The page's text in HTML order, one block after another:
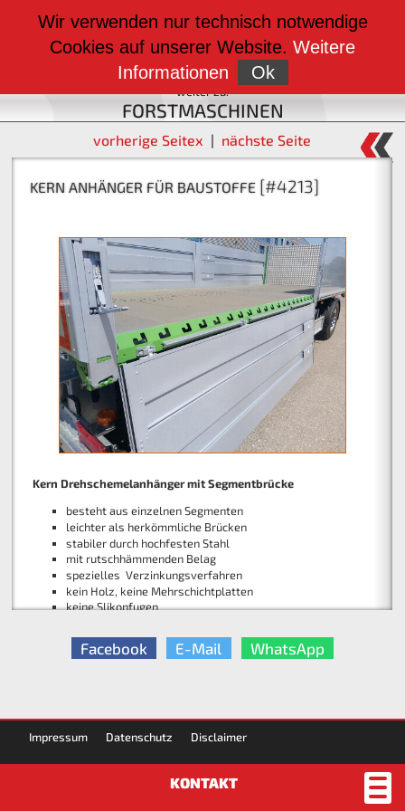
BAUMASCHINEN
weiter zu:
FAHRZEUGBAU
weiter zu:
FORSTMASCHINEN
vorherige Seitex | nächste Seite
KERN ANHÄNGER FÜR BAUSTOFFE [#4213]
Kern Drehschemelanhänger mit Segmentbrücke
besteht aus einzelnen Segmenten
leichter als herkömmliche Brücken
stabiler durch hochfesten Stahl
mit rutschhämmenden Belag
spezielles Verzinkungsverfahren
kein Holz, keine Mehrschichtplatten
keine Slikonfugen
KERN RADLADERBOX MIT KLAPPE[#4217]
Kern Radladerbox
mit Frontklappe
Breite 2480 mm
Länge 2000 mm
Höhe 900 mm
Facebook E-Mail WhatsApp
Impressum Datenschutz Disclaimer
Wir verwenden nur technisch notwendige
Cookies auf unserer Website. Weitere
Informationen
Ok